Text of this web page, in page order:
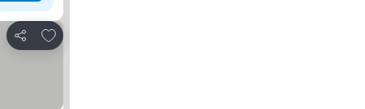
Compartir
Agregar a favoritos